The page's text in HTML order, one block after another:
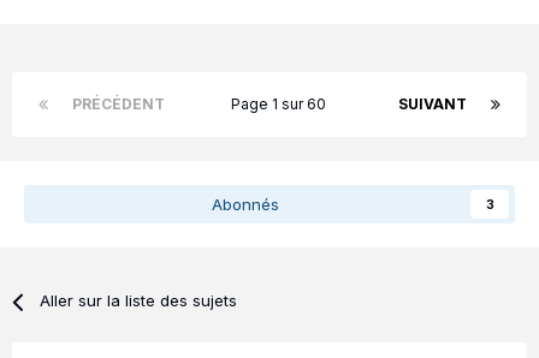
PRÉCÉDENT SUIVANT
Page 1 sur 60
Abonnés 3
Aller sur la liste des sujets